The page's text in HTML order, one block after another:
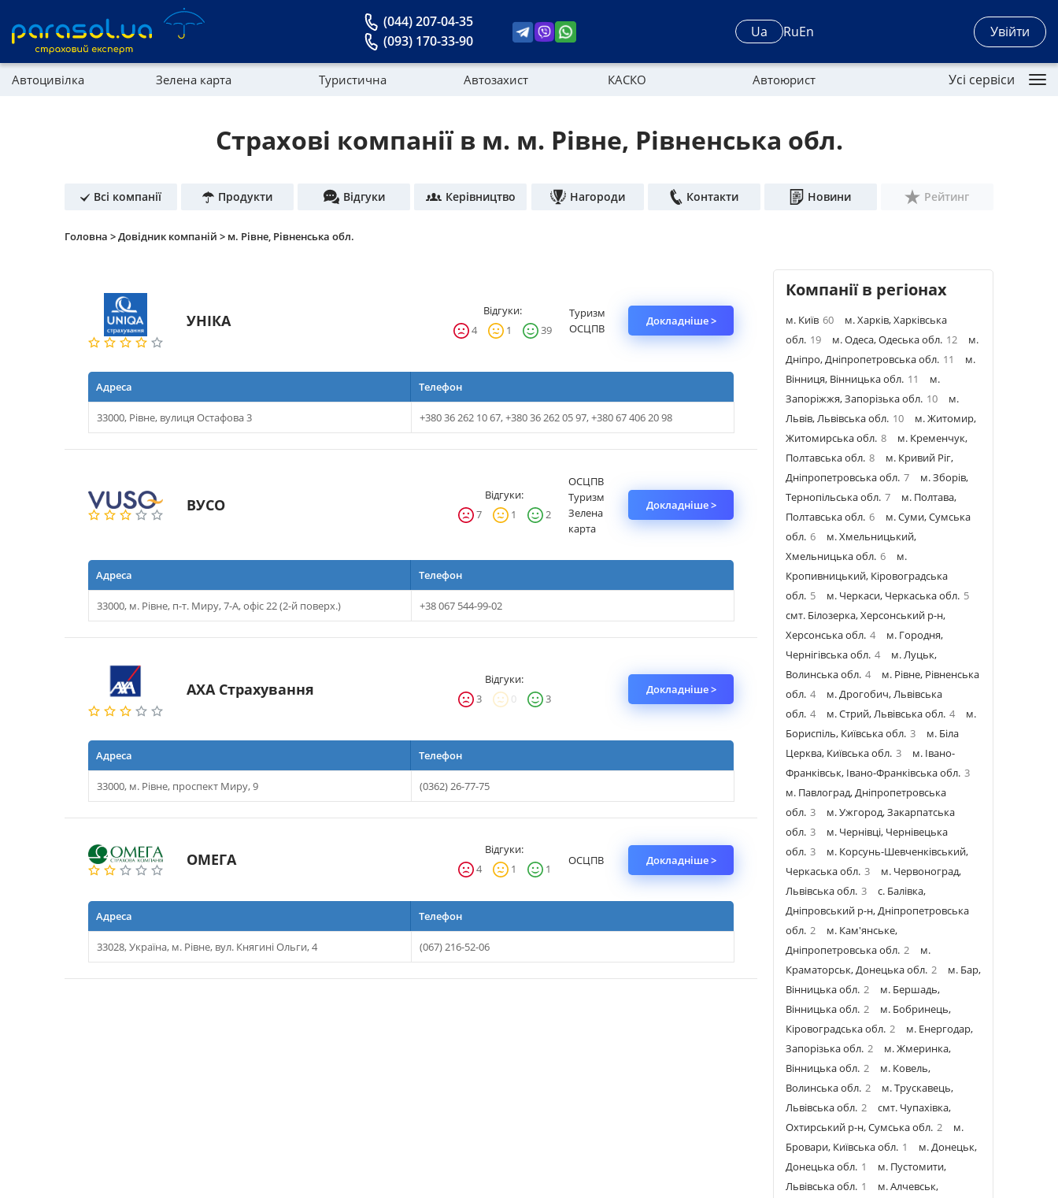
(044) 207-04-35
(093) 170-33-90
Ua RuEn Увійти
Автоцивілка Зелена карта Туристична Автозахист КАСКО Автоюрист
Новини
Усі сервіси
Страхові компанії в м. м. Рівне, Рівненська обл.
Всі компанії Продукти Відгуки Керівництво Нагороди Контакти Новини Рейтинг
Головна >Довідник компаній > м. Рівне, Рівненська обл.
УНІКА
Відгуки:
4
1 39
Туризм
ОСЦПВ
Докладніше >
Адреса Телефон
33000, Рівне, вулиця Остафова 3 +380 36 262 10 67, +380 36 262 05 97, +380 67 406 20 98
ВУСО
Відгуки:
7
1 2
ОСЦПВ
Туризм
Зелена
карта
Докладніше >
Адреса Телефон
33000, м. Рівне, п-т. Миру, 7-А, офіс 22 (2-й поверх.) +38 067 544-99-02
АХА Страхування
Відгуки:
3
0 3
Докладніше >
Адреса Телефон
33000, м. Рівне, проспект Миру, 9 (0362) 26-77-75
ОМЕГА
Відгуки:
4
1 1
ОСЦПВ Докладніше >
Адреса Телефон
33028, Україна, м. Рівне, вул. Княгині Ольги, 4 (067) 216-52-06
Компанії в регіонах
м. Київ 60
м. Харків, Харківська
обл. 19 м. Одеса, Одеська обл. 12
м.
Дніпро, Дніпропетровська обл. 11
м.
Вінниця, Вінницька обл. 11
м.
Запоріжжя, Запорізька обл. 10
м.
Львів, Львівська обл. 10
м. Житомир,
Житомирська обл. 8
м. Кременчук,
Полтавська обл. 8
м. Кривий Ріг,
Дніпропетровська обл. 7
м. Зборів,
Тернопільська обл. 7
м. Полтава,
Полтавська обл. 6
м. Суми, Сумська
обл. 6
м. Хмельницький,
Хмельницька обл. 6
м.
Кропивницький, Кіровоградська
обл. 5 м. Черкаси, Черкаська обл. 5
смт. Білозерка, Херсонський р-н,
Херсонська обл. 4
м. Городня,
Чернігівська обл. 4
м. Луцьк,
Волинська обл. 4
м. Рівне, Рівненська
обл. 4
м. Дрогобич, Львівська
обл. 4 м. Стрий, Львівська обл. 4
м.
Бориспіль, Київська обл. 3
м. Біла
Церква, Київська обл. 3
м. Івано-
Франківськ, Івано-Франківська обл. 3
м. Павлоград, Дніпропетровська
обл. 3
м. Ужгород, Закарпатська
обл. 3
м. Чернівці, Чернівецька
обл. 3
м. Корсунь-Шевченківський,
Черкаська обл. 3
м. Червоноград,
Львівська обл. 3
с. Балівка,
Дніпровський р-н, Дніпропетровська
обл. 2
м. Кам'янське,
Дніпропетровська обл. 2
м.
Краматорськ, Донецька обл. 2
м. Бар,
Вінницька обл. 2
м. Бершадь,
Вінницька обл. 2
м. Бобринець,
Кіровоградська обл. 2
м. Енергодар,
Запорізька обл. 2
м. Жмеринка,
Вінницька обл. 2
м. Ковель,
Волинська обл. 2
м. Трускавець,
Львівська обл. 2
смт. Чупахівка,
Охтирський р-н, Сумська обл. 2
м.
Бровари, Київська обл. 1
м. Донецьк,
Донецька обл. 1
м. Пустомити,
Львівська обл. 1
м. Алчевськ,